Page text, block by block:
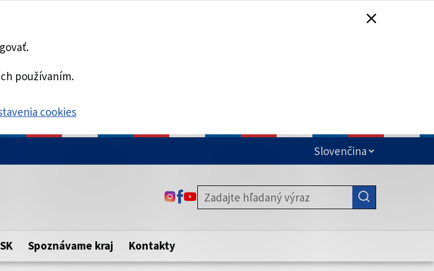
používaním.
cookies
Táto stránka je zabezpečená
zabezpečenú webovú stránku. Zabezpečená stránka vždy začína
https:// pred názvom domény webového sídla.
ODKAZ SA OTVORÍ NA NOVEJ KARTE
ODKAZ SA OTVORÍ NA NOVEJ KARTE
ODKAZ SA OTVORÍ NA NOVEJ KARTE
Spoznávame kraj Kontakty